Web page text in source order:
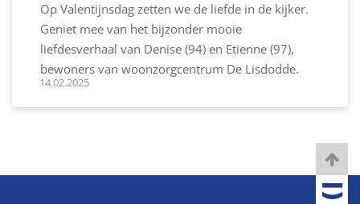
Op Valentijnsdag zetten we de liefde in de kijker.
Geniet mee van het bijzonder mooie
liefdesverhaal van Denise (94) en Etienne (97),
bewoners van woonzorgcentrum De Lisdodde.
14.02.2025